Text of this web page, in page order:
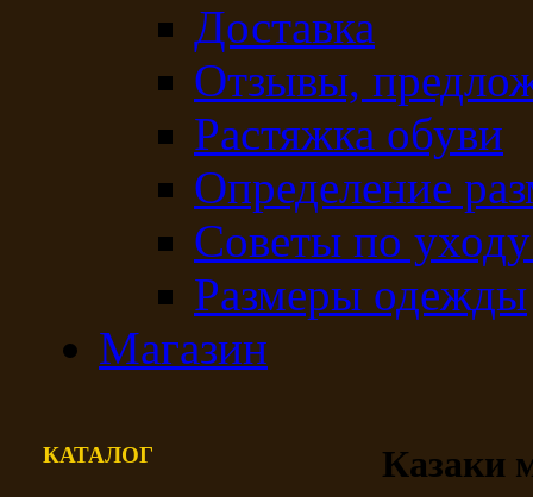
Доставка
Отзывы,
Растяжка обуви
Определение
Советы по
Размеры одежды
Магазин
КАТАЛОГ Казаки